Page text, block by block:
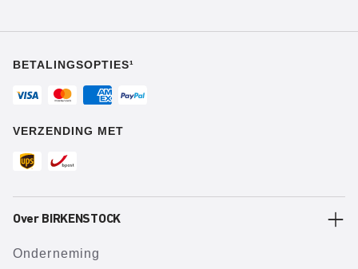
BETALINGSOPTIES¹
VERZENDING MET
Over BIRKENSTOCK
Onderneming